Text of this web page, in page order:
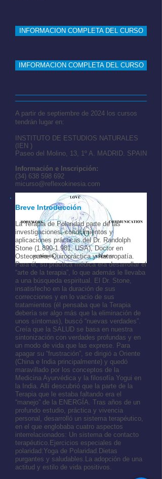
INFORMACION COMPLETA DEL CURSO
IMFORMACION COMPLETA DEL CURSO
A partir de septiembre de 2024 los cursos
tendrán lugar en:
INSTITUTO DE ESTUDIOS NATURALES
(IEN )
Paseo del Molino, 13, 1º A. MADRID. SPAIN
Información e Inscripción:
(34) 638 598 692
micurso@reflexokinesia.com
Breve Introducción
La Terapia de Polaridad parte de las
investigaciones, conocimientos y
aplicaciones prácticas del Dr. Randolph
Stone (1.890-1.981, USA), Doctor en
Osteopatía, Quiropráctica y Naturopatía.
Para él, su práctica médica era desarrollar el
“arte de la terapia”, lo que además le llevaba
a una búsqueda espiritual. El Dr. Stone,
insatisfecho en la duración de sus
correcciones y en lo vacío de sus
tratamientos (él pensaba que la Terapia
debería ser algo más que la eliminación de
unos síntomas), buscó “nuevas verdades”.
Creía que la SALUD se basa en nuestra
sintonización con verdades profundas y en
un modo de vida que las exprese. Para
apagar su “frustración”, se dirigió a Oriente
(China e India principalmente) y quedó
maravillado por los conceptos de la
Medicina Ayurvédica y la filosofía Yogui en
la India. Allí descubrió que la parte de la
Terapia que le estaba faltando era el
“manejo” de la ENERGÍA. Tras años de un
profundo estudio, práctica y vivencia
personal, desarrolló un sistema terapéutico,
en el que englobaba cuatro aspectos
interrelacionados: Un sistema de contacto
terapéutico.Ejercicios especiales de
polaridad:Yoga de Polaridad.Dietas
purgantes y saludables.La adopción de una
actitud y estilo de vida positivos.